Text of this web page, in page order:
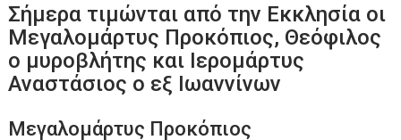
Σήμερα τιμώνται από την Εκκλησία οι
Μεγαλομάρτυς Προκόπιος, Θεόφιλος
ο μυροβλήτης και Ιερομάρτυς
Αναστάσιος ο εξ Ιωαννίνων
Μεγαλομάρτυς Προκόπιος